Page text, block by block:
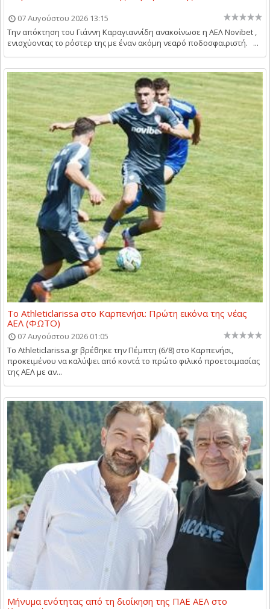
07 Αυγούστου 2026 13:15
Την απόκτηση του Γιάννη Καραγιαννίδη ανακοίνωσε η ΑΕΛ Novibet ,
ενισχύοντας το ρόστερ της με έναν ακόμη νεαρό ποδοσφαιριστή. ...
Το Athleticlarissa στο Καρπενήσι: Πρώτη εικόνα της νέας
ΑΕΛ (ΦΩΤΟ)
07 Αυγούστου 2026 01:05
Το Athleticlarissa.gr βρέθηκε την Πέμπτη (6/8) στο Καρπενήσι,
προκειμένου να καλύψει από κοντά το πρώτο φιλικό προετοιμασίας
της ΑΕΛ με αν...
Μήνυμα ενότητας από τη διοίκηση της ΠΑΕ ΑΕΛ στο